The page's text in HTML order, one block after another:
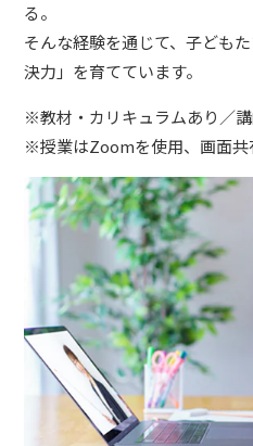
る。
そんな経験を通じて、子ども
決力」を育てています。
※教材・カリキュラムあり／講
※授業はZoomを使用、画面共